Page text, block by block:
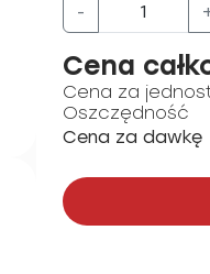
-
Cena
Cena za
Oszczędność
Cena za dawkę